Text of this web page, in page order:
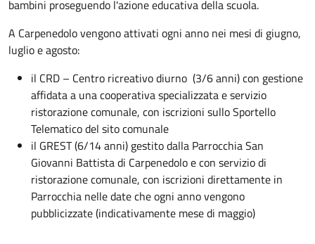
bambini proseguendo l'azione educativa della scuola.
A Carpenedolo vengono attivati ogni anno nei mesi di giugno,
luglio e agosto:
il CRD – Centro ricreativo diurno (3/6 anni) con gestione
affidataa unacooperativa specializzata e servizio
ristorazione comunale, con iscrizioni sullo Sportello
Telematico del sito comunale
il GREST (6/14 anni) gestito dalla Parrocchia San
Giovanni Battista di Carpenedoloe con servizio di
ristorazione comunale, con iscrizioni direttamente in
Parrocchia nelle date che ogni anno vengono
pubblicizzate (indicativamente mese di maggio)